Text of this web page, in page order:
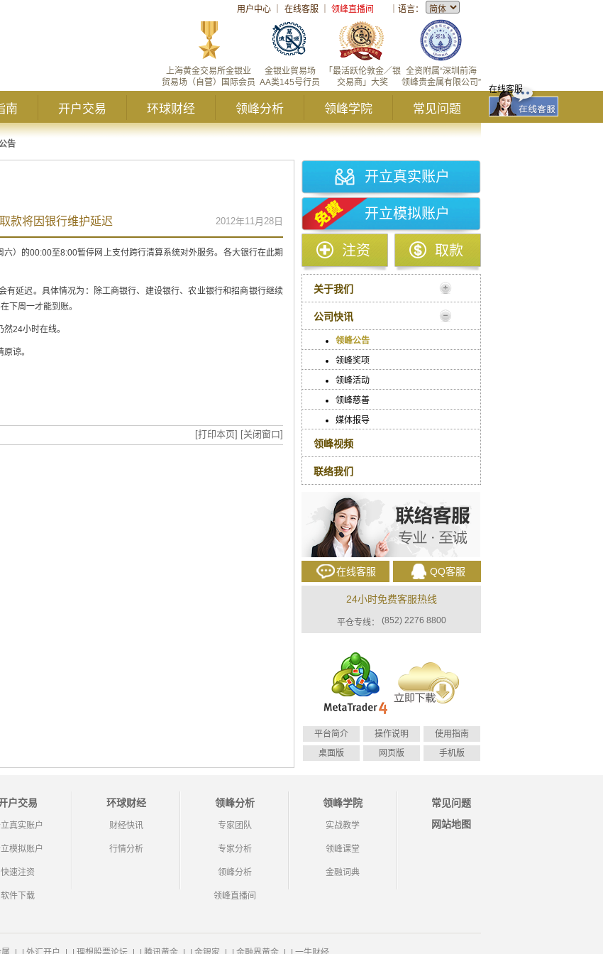
用户中心 在线客服 领峰直播间 语言：
全资附属“深圳前海
领峰贵金属有限公司”
「最活跃伦敦金／银
交易商」大奖
金银业貿易场
AA类145号行员
上海黄金交易所金银业
贸易场（自营）国际会员
南 开户交易 环球财经 领峰分析 领峰学院 常见问题
在线客服
告
款将因银行维护延迟 2012年11月28日
）的00:00至8:00暂停网上支付跨行清算系统对外服务。各大银行在此期
有延迟。具体情况为：除工商银行、建设银行、农业银行和招商银行继续
下周一才能到账。
24小时在线。
谅。
[打印本页] [关闭窗口]
开立真实账户
开立模拟账户
注资 取款
关于我们
公司快讯
领峰公告
领峰奖项
领峰活动
领峰慈善
媒体报导
领峰视频
联络我们
在线客服 QQ客服
24小时免费客服热线
平仓专线： (852) 2276 8800
平台简介 操作说明
使用指南
桌面版
网页版 手机版
户交易
真实账户
模拟账户
快速注资
软件下载
环球财经
财经快讯
行情分析
领峰分析
专家团队
专家分析
领峰分析
领峰直播间
领峰学院
实战教学
领峰课堂
金融词典
常见问题
网站地图